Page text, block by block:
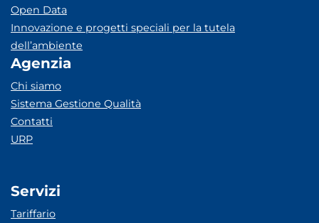
Open Data
Innovazione e progetti speciali per la tutela
dell’ambiente
Agenzia
Chi siamo
Sistema Gestione Qualità
Contatti
URP
Servizi
Tariffario